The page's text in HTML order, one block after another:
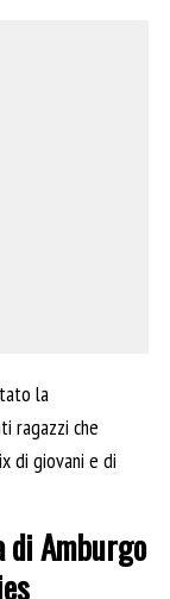
la
ragazzi che
di giovani e di
Amburgo